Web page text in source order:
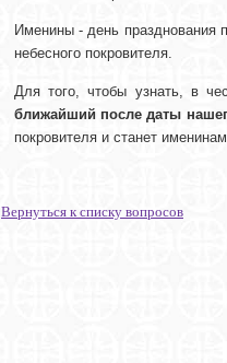
Именины - день празднования
небесного покровителя.
Для того, чтобы узнать, в
ближайший после даты
покровителя и станет
Вернуться к списку вопросов